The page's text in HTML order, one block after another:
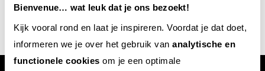
Bienvenue… wat leuk dat je ons bezoekt!
Kijk vooral rond en laat je inspireren. Voordat je dat doet,
informeren we je over het gebruik van analytische en
functionele cookies om je een optimale